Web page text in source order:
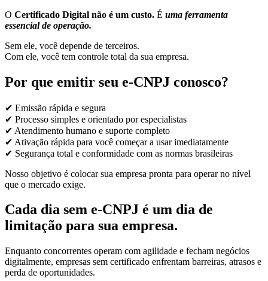
O Certificado Digital não é um custo. É uma ferramenta
essencial de operação.
Sem ele, você depende de terceiros.
Com ele, você tem controle total da sua empresa.
Por que emitir seu e-CNPJ conosco?
✔ Emissão rápida e segura
✔ Processo simples e orientado por especialistas
✔ Atendimento humano e suporte completo
✔ Ativação rápida para você começar a usar imediatamente
✔ Segurança total e conformidade com as normas brasileiras
Nosso objetivo é colocar sua empresa pronta para operar no nível
que o mercado exige.
Cada dia sem e-CNPJ é um dia de
limitação para sua empresa.
Enquanto concorrentes operam com agilidade e fecham negócios
digitalmente, empresas sem certificado enfrentam barreiras, atrasos e
perda de oportunidades.